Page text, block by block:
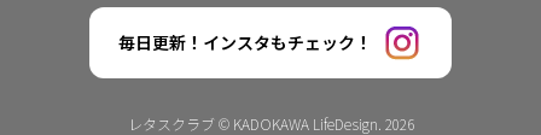
毎日更新！インスタもチェック！
レタスクラブ © KADOKAWA LifeDesign. 2026